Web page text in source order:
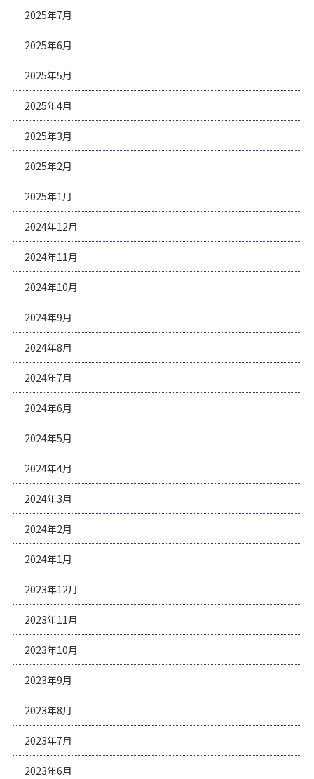
2025年7月
2025年6月
2025年5月
2025年4月
2025年3月
2025年2月
2025年1月
2024年12月
2024年11月
2024年10月
2024年9月
2024年8月
2024年7月
2024年6月
2024年5月
2024年4月
2024年3月
2024年2月
2024年1月
2023年12月
2023年11月
2023年10月
2023年9月
2023年8月
2023年7月
2023年6月